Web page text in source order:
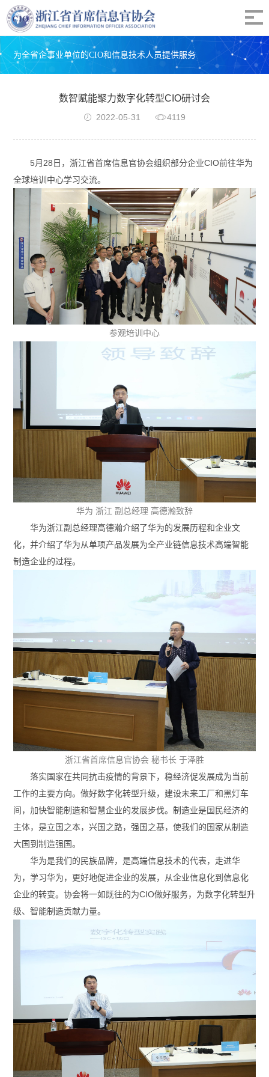
为全省企事业单位的CIO和信息技术人员提供服务
数智赋能聚力数字化转型CIO研讨会
2022-05-31 4119
5月28日，浙江省首席信息官协会组织部分企业CIO前往华为
全球培训中心学习交流。
参观培训中心
华为 浙江 副总经理 高德瀚致辞
华为浙江副总经理高德瀚介绍了华为的发展历程和企业文
化，并介绍了华为从单项产品发展为全产业链信息技术高端智能
制造企业的过程。
浙江省首席信息官协会 秘书长 于泽胜
落实国家在共同抗击疫情的背景下，稳经济促发展成为当前
工作的主要方向。做好数字化转型升级，建设未来工厂和黑灯车
间，加快智能制造和智慧企业的发展步伐。制造业是国民经济的
主体，是立国之本，兴国之路，强国之基，使我们的国家从制造
大国到制造强国。
华为是我们的民族品牌，是高端信息技术的代表，走进华
为，学习华为，更好地促进企业的发展，从企业信息化到信息化
企业的转变。协会将一如既往的为CIO做好服务，为数字化转型升
级、智能制造贡献力量。